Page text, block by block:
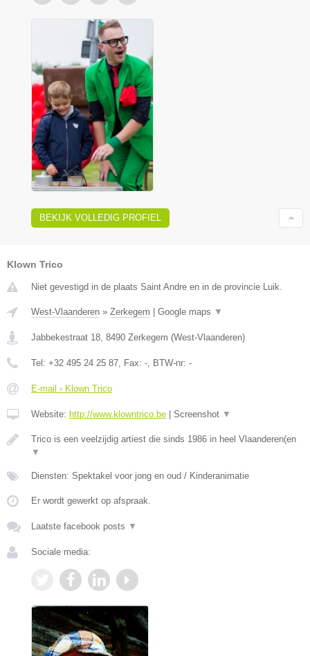
BEKIJK VOLLEDIG PROFIEL
Klown Trico
Niet gevestigd in de plaats Saint Andre en in de provincie Luik.
West-Vlaanderen » Zerkegem | Google maps ▼
Jabbekestraat 18 8490 Zerkegem (West-Vlaanderen)
Tel: +32 495 24 25 87 , Fax: - , BTW-nr: -
E-mail › Klown Trico
Website: http://www.klowntrico.be | Screenshot ▼
Trico is een veelzijdig artiest die sinds 1986 in heel Vlaanderen(en
▼
Diensten: Spektakel voor jong en oud / Kinderanimatie
Er wordt gewerkt op afspraak.
Laatste facebook posts ▼
Sociale media: